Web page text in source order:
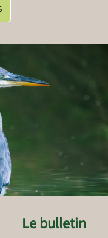
Le bulletin